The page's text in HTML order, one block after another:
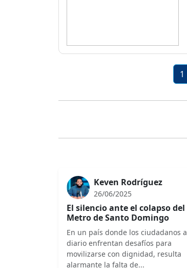
1
Keven Rodríguez
26/06/2025
El silencio ante el colapso del
Metro de Santo Domingo
En un país donde los ciudadanos a
diario enfrentan desafíos para
movilizarse con dignidad, resulta
alarmante la falta de...